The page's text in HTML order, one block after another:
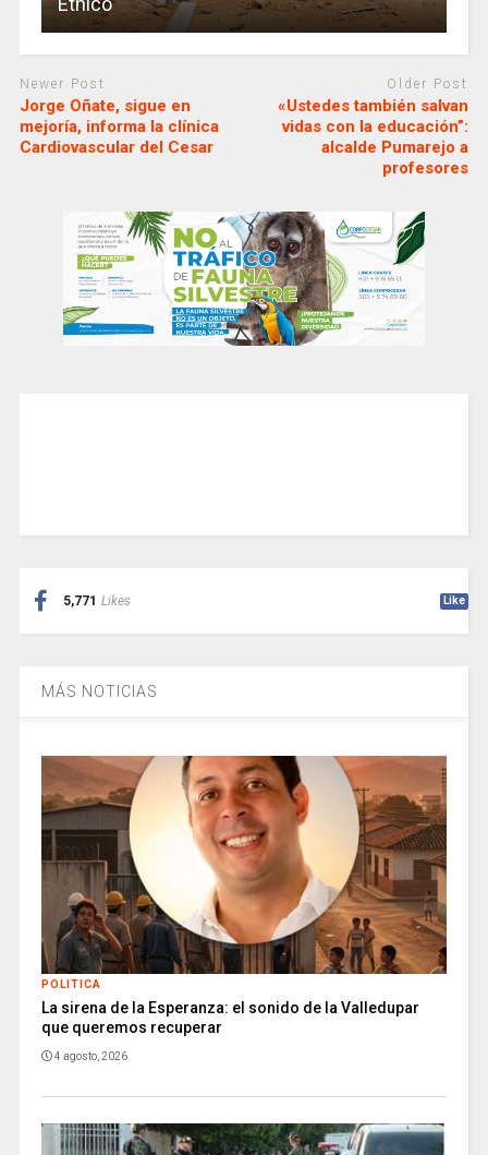
Newer Post
Jorge Oñate, sigue en
mejoría, informa la clínica
Cardiovascular del Cesar
Older Post
«Ustedes también salvan
vidas con la educación”:
alcalde Pumarejo a
profesores
5,771 Likes Like
MÁS NOTICIAS
POLITICA
La sirena de la Esperanza: el sonido de la Valledupar
que queremos recuperar
4 agosto, 2026